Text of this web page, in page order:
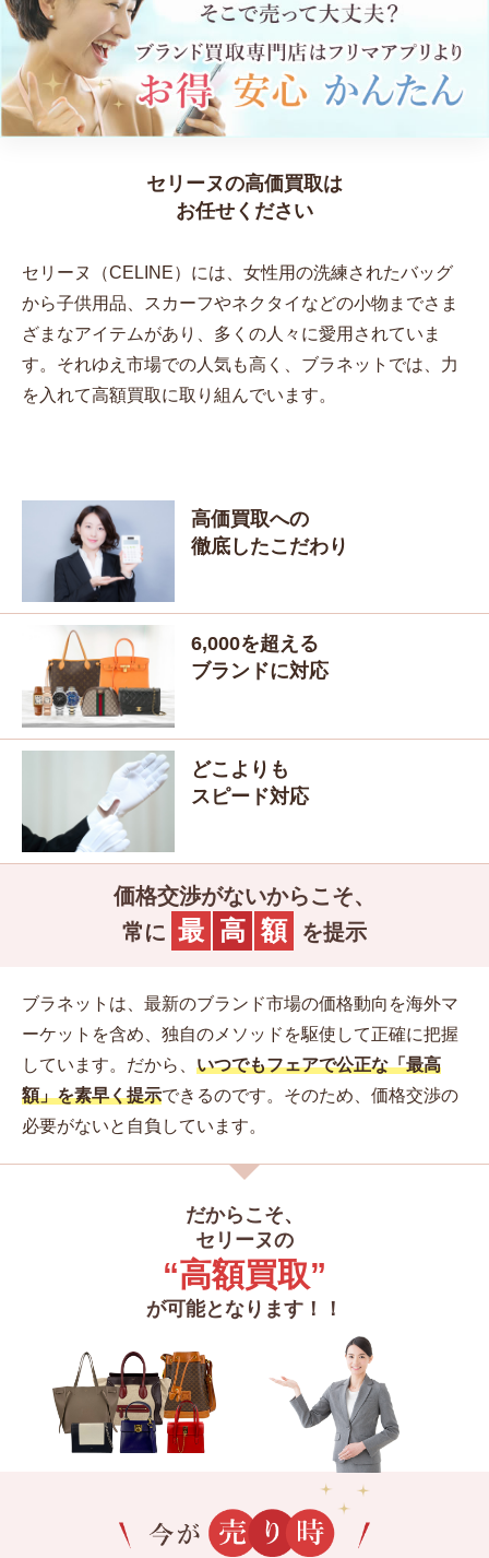
セリーヌの高価買取は
お任せください
セリーヌ（CELINE）には、女性用の洗練されたバッグ
から子供用品、スカーフやネクタイなどの小物までさま
ざまなアイテムがあり、多くの人々に愛用されていま
す。それゆえ市場での人気も高く、ブラネットでは、力
を入れて高額買取に取り組んでいます。
高価買取への
徹底したこだわり
6,000を超える
ブランドに対応
どこよりも
スピード対応
価格交渉がないからこそ、
常に 最 高 額 を提示
ブラネットは、最新のブランド市場の価格動向を海外マ
ーケットを含め、独自のメソッドを駆使して正確に把握
しています。 だから、 いつでもフェアで公正な「最高
額」を素早く提示できるのです。そのため、価格交渉の
必要がないと自負しています。
だからこそ、
セリーヌの
“高額買取”
が可能となります！！